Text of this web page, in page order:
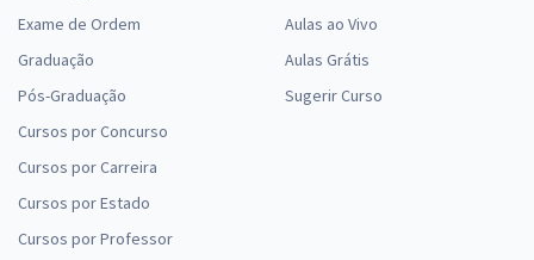
Exame de Ordem
Graduação
Pós-Graduação
Cursos por Concurso
Cursos por Carreira
Cursos por Estado
Cursos por Professor
Aulas ao Vivo
Aulas Grátis
Sugerir Curso